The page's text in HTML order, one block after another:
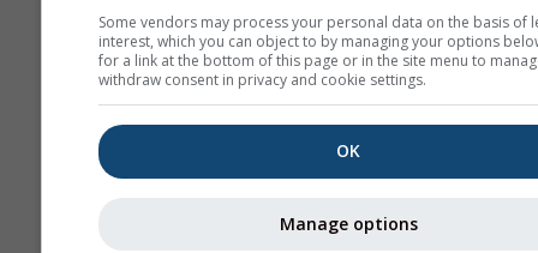
Some vendors may process your personal data on the basis of
interest, which you can object to by managing your options
for a link at the bottom of this page or in the site menu to
withdraw consent in privacy and cookie settings.
OK
Manage options